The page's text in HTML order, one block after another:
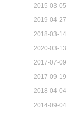
2015-03-05
2019-04-27
2018-03-14
2020-03-13
2017-07-09
2017-09-19
2018-04-04
2014-09-04